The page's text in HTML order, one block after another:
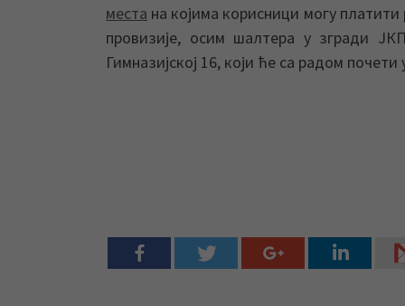
места на којима корисници могу
провизије, осим шалтера у згради
Гимназијској 16, који ће са радом